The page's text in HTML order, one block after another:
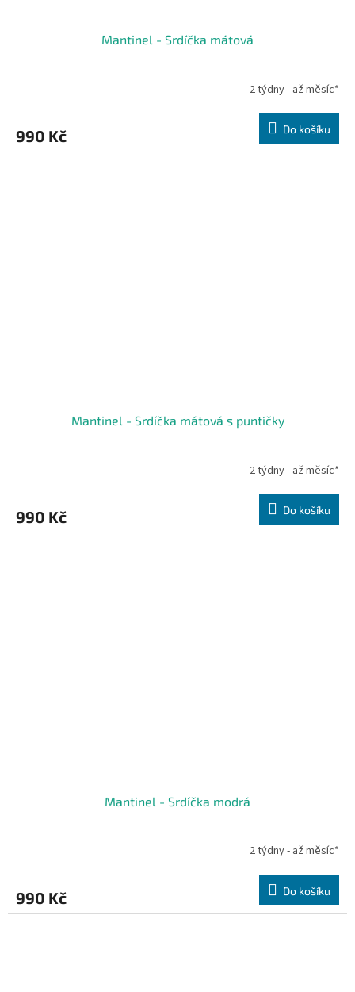
Mantinel - Srdíčka mátová
2 týdny - až měsíc*
990 Kč Do košíku
Mantinel - Srdíčka mátová s puntíčky
2 týdny - až měsíc*
990 Kč Do košíku
Mantinel - Srdíčka modrá
2 týdny - až měsíc*
990 Kč Do košíku